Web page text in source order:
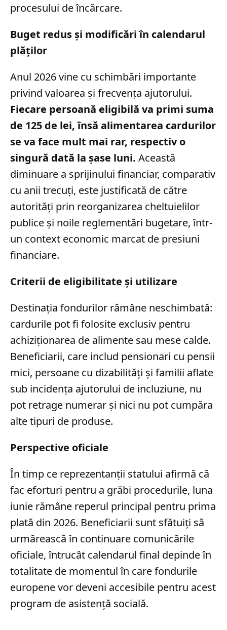
procesului de încărcare.
Buget redus și modificări în calendarul
plăților
Anul 2026 vine cu schimbări importante
privind valoarea și frecvența ajutorului.
Fiecare persoană eligibilă va primi suma
de 125 de lei, însă alimentarea cardurilor
se va face mult mai rar, respectiv o
singură dată la șase luni. Această
diminuare a sprijinului financiar, comparativ
cu anii trecuți, este justificată de către
autorități prin reorganizarea cheltuielilor
publice și noile reglementări bugetare, într-
un context economic marcat de presiuni
financiare.
Criterii de eligibilitate și utilizare
Destinația fondurilor rămâne neschimbată:
cardurile pot fi folosite exclusiv pentru
achiziționarea de alimente sau mese calde.
Beneficiarii, care includ pensionari cu pensii
mici, persoane cu dizabilități și familii aflate
sub incidența ajutorului de incluziune, nu
pot retrage numerar și nici nu pot cumpăra
alte tipuri de produse.
Perspective oficiale
În timp ce reprezentanții statului afirmă că
fac eforturi pentru a grăbi procedurile, luna
iunie rămâne reperul principal pentru prima
plată din 2026. Beneficiarii sunt sfătuiți să
urmărească în continuare comunicările
oficiale, întrucât calendarul final depinde în
totalitate de momentul în care fondurile
europene vor deveni accesibile pentru acest
program de asistență socială.